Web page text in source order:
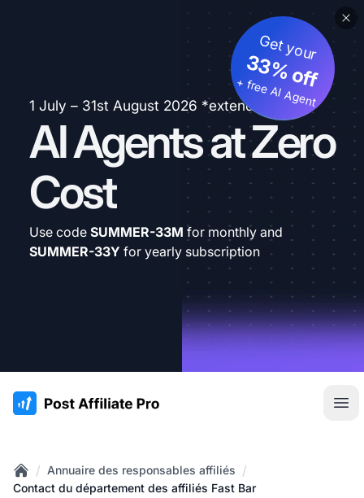
1 July – 31st August 2026 *extended
AI Agents at Zero
Cost
Get your
33% off
+ free AI Agent
Use code SUMMER-33M for monthly and
SUMMER-33Y for yearly subscription
:site.title
Home
/ Annuaire des responsables affiliés /
Contact du département des affiliés Fast Bar